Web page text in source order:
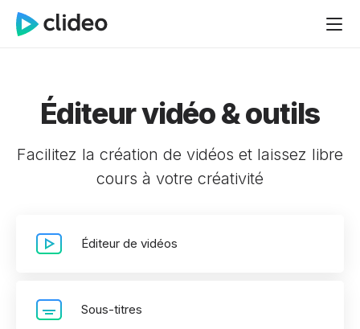
Éditeur vidéo & outils
Facilitez la création de vidéos et laissez libre
cours à votre créativité
Éditeur de vidéos
Sous-titres